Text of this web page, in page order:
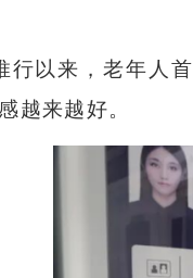
行以来，老年人
越来越好。